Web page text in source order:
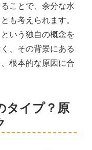
ことで、余分な水
も考えられます。
いう独自の概念を
、その背景にある
根本的な原因に合
タイプ？原